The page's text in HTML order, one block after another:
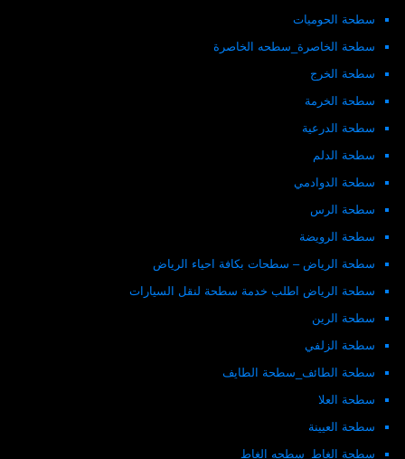
سطحة الحوميات
سطحة الخاصرة_سطحه الخاصرة
سطحة الخرج
سطحة الخرمة
سطحة الدرعية
سطحة الدلم
سطحة الدوادمي
سطحة الرس
سطحة الرويضة
سطحة الرياض – سطحات بكافة احياء الرياض
سطحة الرياض اطلب خدمة سطحة لنقل السيارات
سطحة الرين
سطحة الزلفي
سطحة الطائف_سطحة الطايف
سطحة العلا
سطحة العيينة
سطحة الغاط_سطحه الغاط